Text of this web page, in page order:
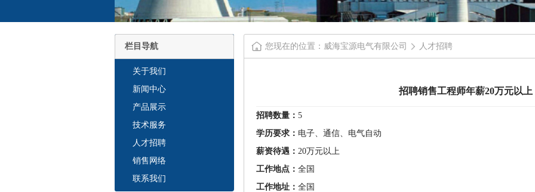
栏目导航
关于我们
新闻中心
产品展示
技术服务
人才招聘
销售网络
联系我们
您现在的位置：威海宝源电气有限公司 人才招聘
招聘销售工程师年薪20万元以上
招聘数量： 5
学历要求： 电子、通信、电气自动
薪资待遇： 20万元以上
工作地点： 全国
工作地址： 全国